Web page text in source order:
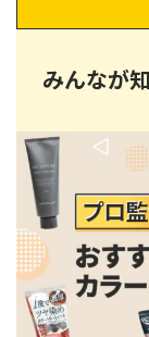
カラートリー
市販で買える
KAMIKA（
利尻カラ
HANA
マイナチ
ベルタ ヘ
ルプルプ
ヘアカラート
みんなが